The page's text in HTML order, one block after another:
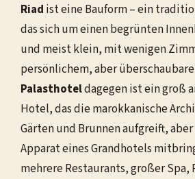
Riad ist eine Bauform – ein
das sich um einen begrünten
und meist klein, mit wenigen
persönlichem, aber
Palasthoteldagegen ist ein groß
Hotel, das die marokkanische
Gärten und Brunnen aufgreift,
Apparat eines Grandhotels
mehrere Restaurants, großer Spa,